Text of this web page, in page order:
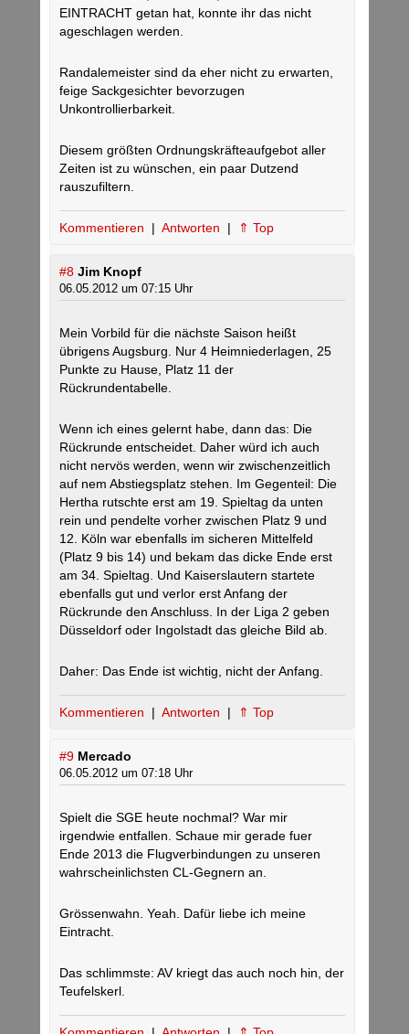
EINTRACHT getan hat, konnte ihr das nicht
ageschlagen werden.
Randalemeister sind da eher nicht zu erwarten,
feige Sackgesichter bevorzugen
Unkontrollierbarkeit.
Diesem größten Ordnungskräfteaufgebot aller
Zeiten ist zu wünschen, ein paar Dutzend
rauszufiltern.
Kommentieren | Antworten | ⇑ Top
#8 Jim Knopf
06.05.2012 um 07:15 Uhr
Mein Vorbild für die nächste Saison heißt
übrigens Augsburg. Nur 4 Heimniederlagen, 25
Punkte zu Hause, Platz 11 der
Rückrundentabelle.
Wenn ich eines gelernt habe, dann das: Die
Rückrunde entscheidet. Daher würd ich auch
nicht nervös werden, wenn wir zwischenzeitlich
auf nem Abstiegsplatz stehen. Im Gegenteil: Die
Hertha rutschte erst am 19. Spieltag da unten
rein und pendelte vorher zwischen Platz 9 und
12. Köln war ebenfalls im sicheren Mittelfeld
(Platz 9 bis 14) und bekam das dicke Ende erst
am 34. Spieltag. Und Kaiserslautern startete
ebenfalls gut und verlor erst Anfang der
Rückrunde den Anschluss. In der Liga 2 geben
Düsseldorf oder Ingolstadt das gleiche Bild ab.
Daher: Das Ende ist wichtig, nicht der Anfang.
Kommentieren | Antworten | ⇑ Top
#9 Mercado
06.05.2012 um 07:18 Uhr
Spielt die SGE heute nochmal? War mir
irgendwie entfallen. Schaue mir gerade fuer
Ende 2013 die Flugverbindungen zu unseren
wahrscheinlichsten CL-Gegnern an.
Grössenwahn. Yeah. Dafür liebe ich meine
Eintracht.
Das schlimmste: AV kriegt das auch noch hin, der
Teufelskerl.